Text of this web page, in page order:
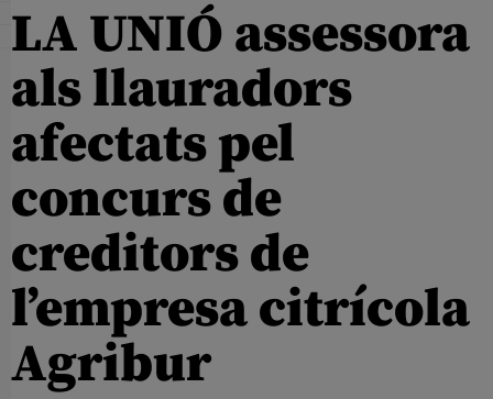
LA UNIÓ assessora
als llauradors
afectats pel
concurs de
creditors de
l’empresa citrícola
Agribur